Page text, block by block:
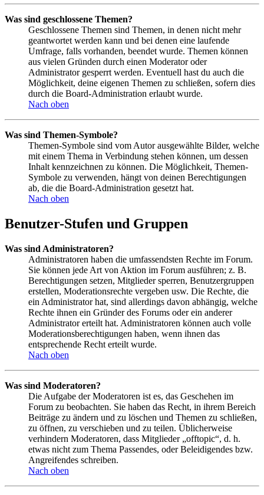
Was sind geschlossene Themen?
Geschlossene Themen sind Themen, in denen nicht mehr
geantwortet werden kann und bei denen eine laufende
Umfrage, falls vorhanden, beendet wurde. Themen können
aus vielen Gründen durch einen Moderator oder
Administrator gesperrt werden. Eventuell hast du auch die
Möglichkeit, deine eigenen Themen zu schließen, sofern dies
durch die Board-Administration erlaubt wurde.
Nach oben
Was sind Themen-Symbole?
Themen-Symbole sind vom Autor ausgewählte Bilder, welche
mit einem Thema in Verbindung stehen können, um dessen
Inhalt kennzeichnen zu können. Die Möglichkeit, Themen-
Symbole zu verwenden, hängt von deinen Berechtigungen
ab, die die Board-Administration gesetzt hat.
Nach oben
Benutzer-Stufen und Gruppen
Was sind Administratoren?
Administratoren haben die umfassendsten Rechte im Forum.
Sie können jede Art von Aktion im Forum ausführen; z. B.
Berechtigungen setzen, Mitglieder sperren, Benutzergruppen
erstellen, Moderationsrechte vergeben usw. Die Rechte, die
ein Administrator hat, sind allerdings davon abhängig, welche
Rechte ihnen ein Gründer des Forums oder ein anderer
Administrator erteilt hat. Administratoren können auch volle
Moderationsberechtigungen haben, wenn ihnen das
entsprechende Recht erteilt wurde.
Nach oben
Was sind Moderatoren?
Die Aufgabe der Moderatoren ist es, das Geschehen im
Forum zu beobachten. Sie haben das Recht, in ihrem Bereich
Beiträge zu ändern und zu löschen und Themen zu schließen,
zu öffnen, zu verschieben und zu teilen. Üblicherweise
verhindern Moderatoren, dass Mitglieder „offtopic“, d. h.
etwas nicht zum Thema Passendes, oder Beleidigendes bzw.
Angreifendes schreiben.
Nach oben